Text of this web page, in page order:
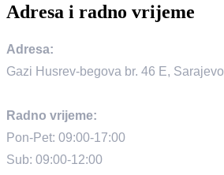
Adresa i radno vrijeme
Adresa:
Gazi Husrev-begova br. 46 E, Sarajevo
Radno vrijeme:
Pon-Pet: 09:00-17:00
Sub: 09:00-12:00